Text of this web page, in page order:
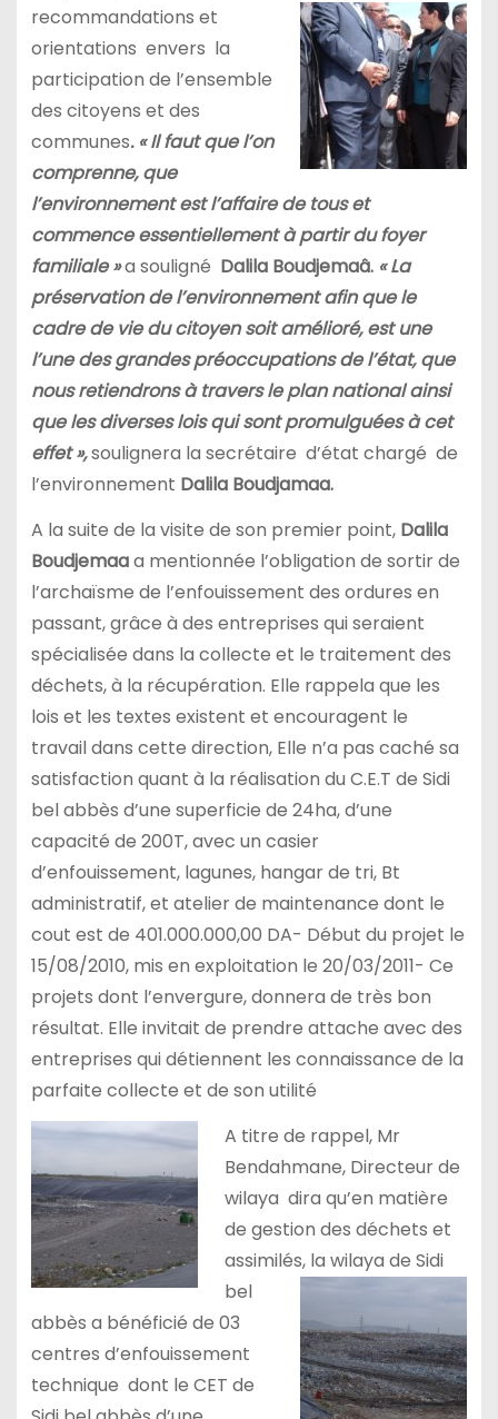
recommandations et
orientations envers la
participation de l’ensemble
des citoyens et des
communes. «Il faut que l’on
comprenne, que
l’environnement est l’affaire de tous et
commence essentiellement à partir du foyer
familiale »a souligné Dalila Boudjemaâ. «La
préservation de l’environnement afin que le
cadre de vie du citoyen soit amélioré, est une
l’une des grandes préoccupations de l’état, que
nous retiendrons à travers le plan national ainsi
que les diverses lois qui sont promulguées à cet
effet »,soulignera la secrétaire d’état chargé de
l’environnement Dalila Boudjamaa.
A la suite de la visite de son premier point, Dalila
Boudjemaaa mentionnée l’obligation de sortir de
l’archaïsme de l’enfouissement des ordures en
passant, grâce à des entreprises qui seraient
spécialisée dans la collecte et le traitement des
déchets, à la récupération. Elle rappela que les
lois et les textes existent et encouragent le
travail dans cette direction, Elle n’a pas caché sa
satisfaction quant à la réalisation du C.E.T de Sidi
bel abbès d’une superficie de 24ha, d’une
capacité de 200T, avec un casier
d’enfouissement, lagunes, hangar de tri, Bt
administratif, et atelier de maintenance dont le
cout est de 401.000.000,00 DA- Début du projet le
15/08/2010, mis en exploitation le 20/03/2011- Ce
projets dont l’envergure, donnera de très bon
résultat. Elle invitait de prendre attache avec des
entreprises qui détiennent les connaissance de la
parfaite collecte et de son utilité
A titre de rappel, Mr
Bendahmane, Directeur de
wilaya dira qu’en matière
de gestion des déchets et
assimilés,la wilaya de Sidi
bel
abbès a bénéficié de 03
centres d’enfouissement
technique dont le CET de